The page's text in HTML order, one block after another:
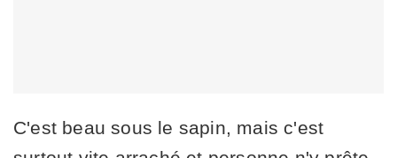
C'est beau sous le sapin, mais c'est